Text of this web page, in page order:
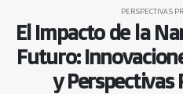
PERSPECTIVAS
El Impacto de la
Futuro:
y Perspectivas